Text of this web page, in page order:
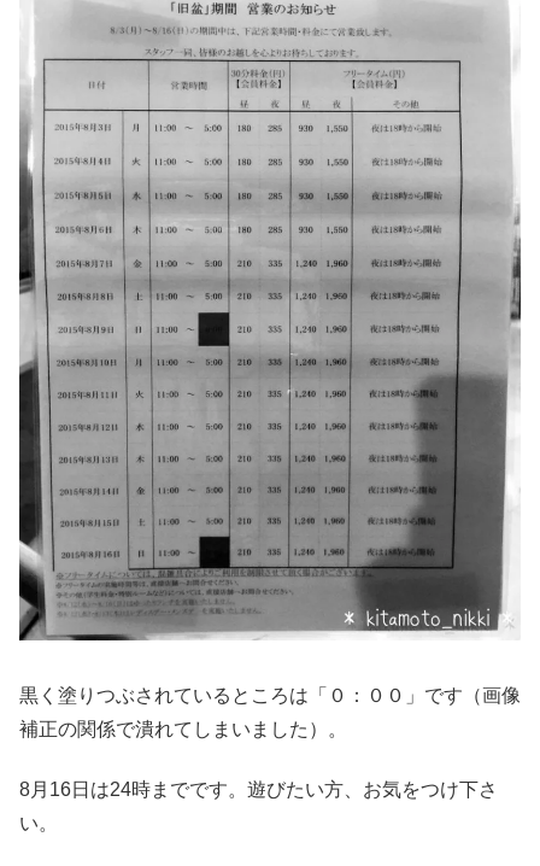
黒く塗りつぶされているところは「０：００」です（画像
補正の関係で潰れてしまいました）。
8月16日は24時までです。遊びたい方、お気をつけ下さ
い。